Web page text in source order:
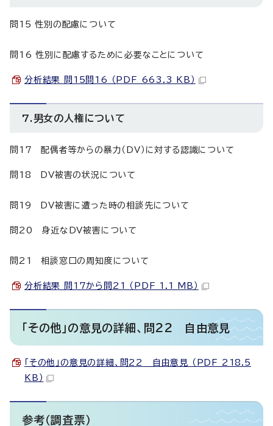
問15 性別の配慮について
問16 性別に配慮するために必要なことについて
分析結果 問15問16 （PDF 663.3 KB）
7.男女の人権について
問17 配偶者等からの暴力（DV）に対する認識について
問18 DV被害の状況について
問19 DV被害に遭った時の相談先について
問20 身近なDV被害について
問21 相談窓口の周知度について
分析結果 問17から問21 （PDF 1.1 MB）
「その他」の意見の詳細、問22 自由意見
「その他」の意見の詳細、問22 自由意見 （PDF 218.5
KB）
参考（調査票）